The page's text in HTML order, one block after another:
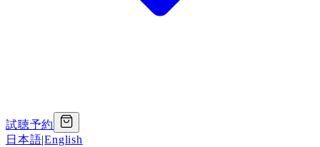
試聴予約
日本語|English